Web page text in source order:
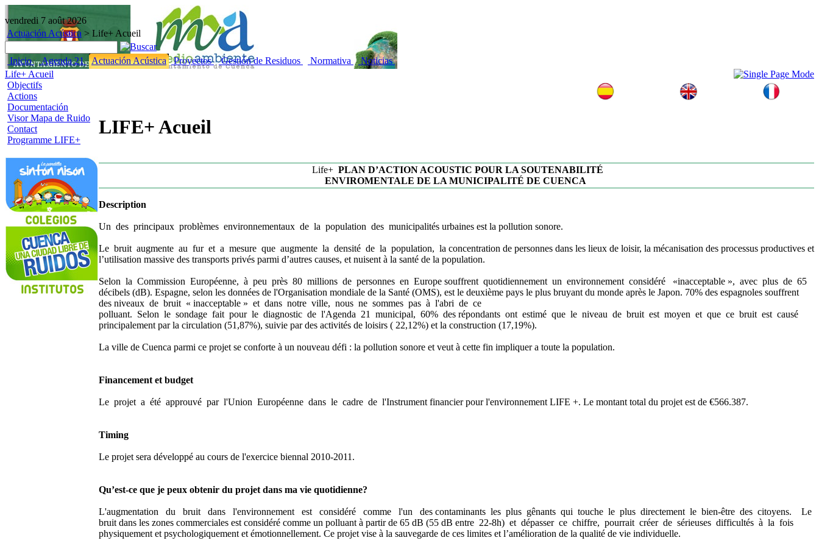
vendredi 7 août 2026
Actuación Acústica > Life+ Acueil
Inicio Agenda 21 Actuación Acústica Proyectos Gestión de Residuos Normativa
Noticias
Life+ Acueil
Objectifs
Actions
Documentación
Visor Mapa de Ruido
Contact
Programme LIFE+
LIFE+ Acueil
Life+ PLAN D’ACTION ACOUSTIC POUR LA SOUTENABILITÉ
ENVIROMENTALE DE LA MUNICIPALITÉ DE CUENCA
Description
Un des principaux problèmes environnementaux de la population des municipalités urbaines est la pollution sonore.
Le bruit augmente au fur et a mesure que augmente la densité de la population, la concentration de personnes dans les lieux de loisir, la mécanisation des processus productives et
l’utilisation massive des transports privés parmi d’autres causes, et nuisent à la santé de la population.
Selon la Commission Européenne, à peu près 80 millions de personnes en Europe souffrent quotidiennement un environnement considéré «inacceptable », avec plus de 65
décibels (dB). Espagne, selon les données de l'Organisation mondiale de la Santé (OMS), est le deuxième pays le plus bruyant du monde après le Japon. 70% des espagnoles souffrent
des niveaux de bruit « inacceptable » et dans notre ville, nous ne sommes pas à l'abri de ce
polluant. Selon le sondage fait pour le diagnostic de l'Agenda 21 municipal, 60% des répondants ont estimé que le niveau de bruit est moyen et que ce bruit est causé
principalement par la circulation (51,87%), suivie par des activités de loisirs ( 22,12%) et la construction (17,19%).
La ville de Cuenca parmi ce projet se conforte à un nouveau défi : la pollution sonore et veut à cette fin impliquer a toute la population.
Financement et budget
Le projet a été approuvé par l'Union Européenne dans le cadre de l'Instrument financier pour l'environnement LIFE +. Le montant total du projet est de €566.387.
Timing
Le projet sera développé au cours de l'exercice biennal 2010-2011.
Qu’est-ce que je peux obtenir du projet dans ma vie quotidienne?
L'augmentation du bruit dans l'environnement est considéré comme l'un des contaminants les plus gênants qui touche le plus directement le bien-être des citoyens. Le
bruit dans les zones commerciales est considéré comme un polluant à partir de 65 dB (55 dB entre 22-8h) et dépasser ce chiffre, pourrait créer de sérieuses difficultés à la fois
physiquement et psychologiquement et émotionnellement. Ce projet vise à la sauvegarde de ces limites et l’amélioration de la qualité de vie individuelle.